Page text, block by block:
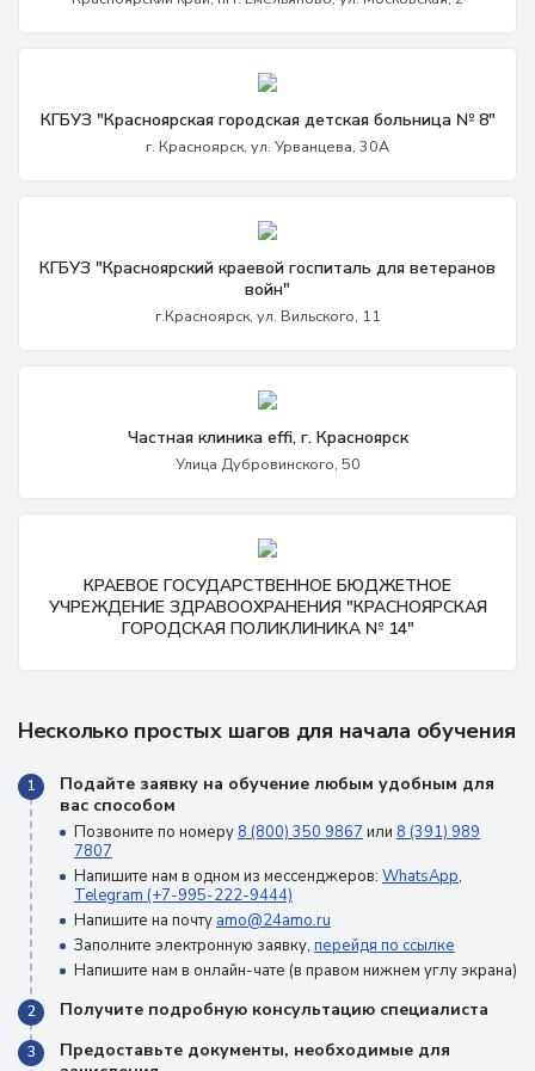
КГБУЗ "Красноярская городская детская больница № 8"
г. Красноярск, ул. Урванцева, 30А
КГБУЗ "Красноярский краевой госпиталь для ветеранов
войн"
г.Красноярск, ул. Вильского, 11
Частная клиника effi, г. Красноярск
Улица Дубровинского, 50
КРАЕВОЕ ГОСУДАРСТВЕННОЕ БЮДЖЕТНОЕ
УЧРЕЖДЕНИЕ ЗДРАВООХРАНЕНИЯ "КРАСНОЯРСКАЯ
ГОРОДСКАЯ ПОЛИКЛИНИКА № 14"
Несколько простых шагов для начала обучения
1
Подайте заявку на обучение любым удобным для
вас способом
Позвоните по номеру 8 (800) 350 9867 или 8 (391) 989
7807
Напишите нам в одном из мессенджеров: WhatsApp,
Telegram (+7-995-222-9444)
Напишите на почту amo@24amo.ru
Заполните электронную заявку, перейдя по ссылке
Напишите нам в онлайн-чате (в правом нижнем углу экрана)
2 Получите подробную консультацию специалиста
3
Предоставьте документы, необходимые для